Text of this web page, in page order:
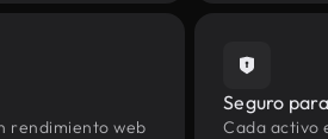
rendimiento web
Seguro
Cada activo